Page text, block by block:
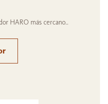
HARO más cercano..